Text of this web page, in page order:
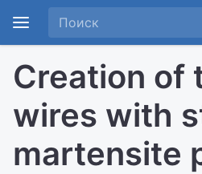
Creation of
wires with
martensite